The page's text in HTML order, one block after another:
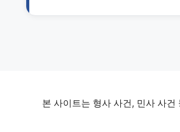
본 사이트는 형사 사건, 민사 사